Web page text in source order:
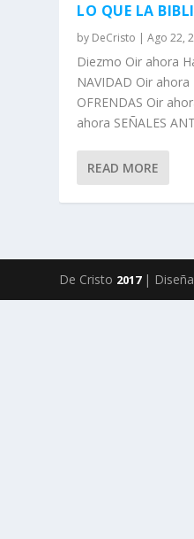
LO QUE LA
by DeCristo |Ago 22,
Diezmo Oir ahora
NAVIDAD Oir
OFRENDAS Oir
ahora SEÑALES
READ MORE
De Cristo 2017 |